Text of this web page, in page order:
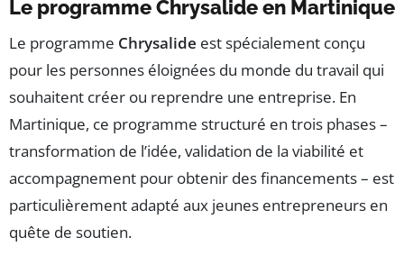
Le programme Chrysalide en Martinique
Le programme Chrysalide est spécialement conçu
pour les personnes éloignées du monde du travail qui
souhaitent créer ou reprendre une entreprise. En
Martinique, ce programme structuré en trois phases –
transformation de l’idée, validation de la viabilité et
accompagnement pour obtenir des financements – est
particulièrement adapté aux jeunes entrepreneurs en
quête de soutien.